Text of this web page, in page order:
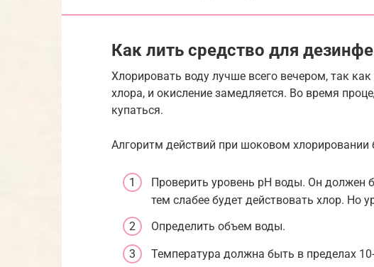
Как лить средство для
Хлорировать воду лучше всего вечером, так
хлора, и окисление замедляется. Во время
купаться.
Алгоритм действий при шоковом хлорировании
Проверить уровень рН воды. Он должен
тем слабее будет действовать хлор. Но
Определить объем воды.
Температура должна быть в пределах